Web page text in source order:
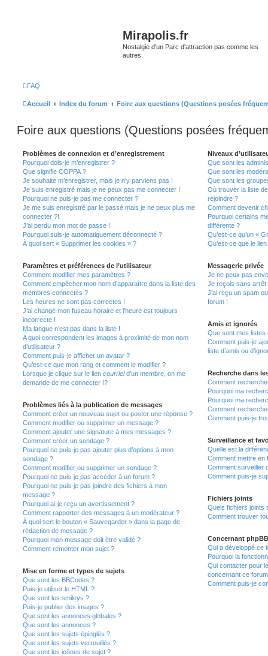
Mirapolis.fr
Nostalgie d'un Parc d'attraction pas comme les
autres
FAQ
Accueil Index du forum Foire aux questions (Questions posées
Foire aux questions (Questions posées
Problèmes de connexion et d’enregistrement
Pourquoi dois-je m’enregistrer ?
Que signifie COPPA ?
Je souhaite m’enregistrer, mais je n’y parviens pas !
Je suis enregistré mais je ne peux pas me connecter !
Pourquoi ne puis-je pas me connecter ?
Je me suis enregistré par le passé mais je ne peux plus me
connecter ?!
J’ai perdu mon mot de passe !
Pourquoi suis-je automatiquement déconnecté ?
À quoi sert « Supprimer les cookies » ?
Paramètres et préférences de l’utilisateur
Comment modifier mes paramètres ?
Comment empêcher mon nom d’apparaître dans la liste des
membres connectés ?
Les heures ne sont pas correctes !
J’ai changé mon fuseau horaire et l’heure est toujours
incorrecte !
Ma langue n’est pas dans la liste !
A quoi correspondent les images à proximité de mon nom
d’utilisateur ?
Comment puis-je afficher un avatar ?
Qu’est-ce que mon rang et comment le modifier ?
Lorsque je clique sur le lien courrield’un membre, on me
demande de me connecter !?
Problèmes liés à la publication de messages
Comment créer un nouveau sujet ou poster une réponse ?
Comment modifier ou supprimer un message ?
Comment ajouter une signature à mes messages ?
Comment créer un sondage ?
Pourquoi ne puis-je pas ajouter plus d’options à mon
sondage ?
Comment modifier ou supprimer un sondage ?
Pourquoi ne puis-je pas accéder à un forum ?
Pourquoi ne puis-je pas joindre des fichiers à mon
message ?
Pourquoi ai-je reçu un avertissement ?
Comment rapporter des messages à un modérateur ?
À quoi sert le bouton « Sauvegarder » dans la page de
rédaction de message ?
Pourquoi mon message doit être validé ?
Comment remonter mon sujet ?
Mise en forme et types de sujets
Que sont les BBCodes ?
Puis-je utiliser le HTML ?
Que sont les smileys ?
Puis-je publier des images ?
Que sont les annonces globales ?
Que sont les annonces ?
Que sont les sujets épinglés ?
Que sont les sujets verrouillés ?
Que sont les icônes de sujet ?
Niveaux
Que sont les
Que sont les
Que sont les
Où trouver la liste
rejoindre ?
Comment devenir
Pourquoi certains
différente ?
Qu’est-ce qu’un «
Qu’est-ce que le
Messagerie privée
Je ne peux pas
Je reçois sans arrêt
J’ai reçu un spam
forum !
Amis et ignorés
Que sont mes listes
Comment puis-je
liste d’amis ou
Recherche dans
Comment
Pourquoi ma
Pourquoi ma
Comment
Comment puis-je
Surveillance et
Quelle est la
Comment mettre en
Comment surveiller
Comment puis-je
Fichiers joints
Quels fichiers joints
Comment trouver
Concernant phpBB
Qui a développé ce
Pourquoi la
Qui contacter pour
concernant ce
Comment puis-je